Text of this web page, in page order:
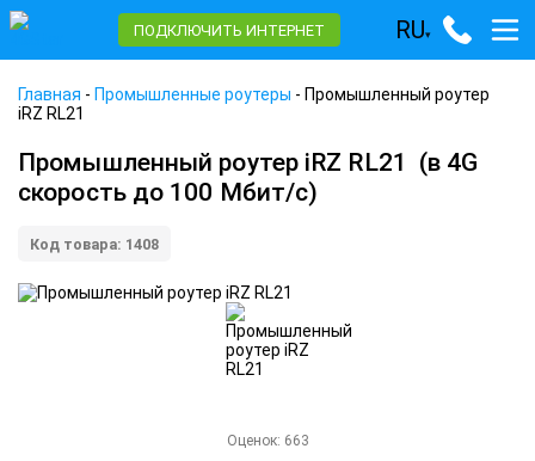
ПОДКЛЮЧИТЬ ИНТЕРНЕТ RU▾
Главная - Промышленные роутеры - Промышленный роутер
iRZ RL21
Промышленный роутер iRZ RL21
(в 4G
скорость до 100 Мбит/с)
Код товара: 1408
Оценок: 663